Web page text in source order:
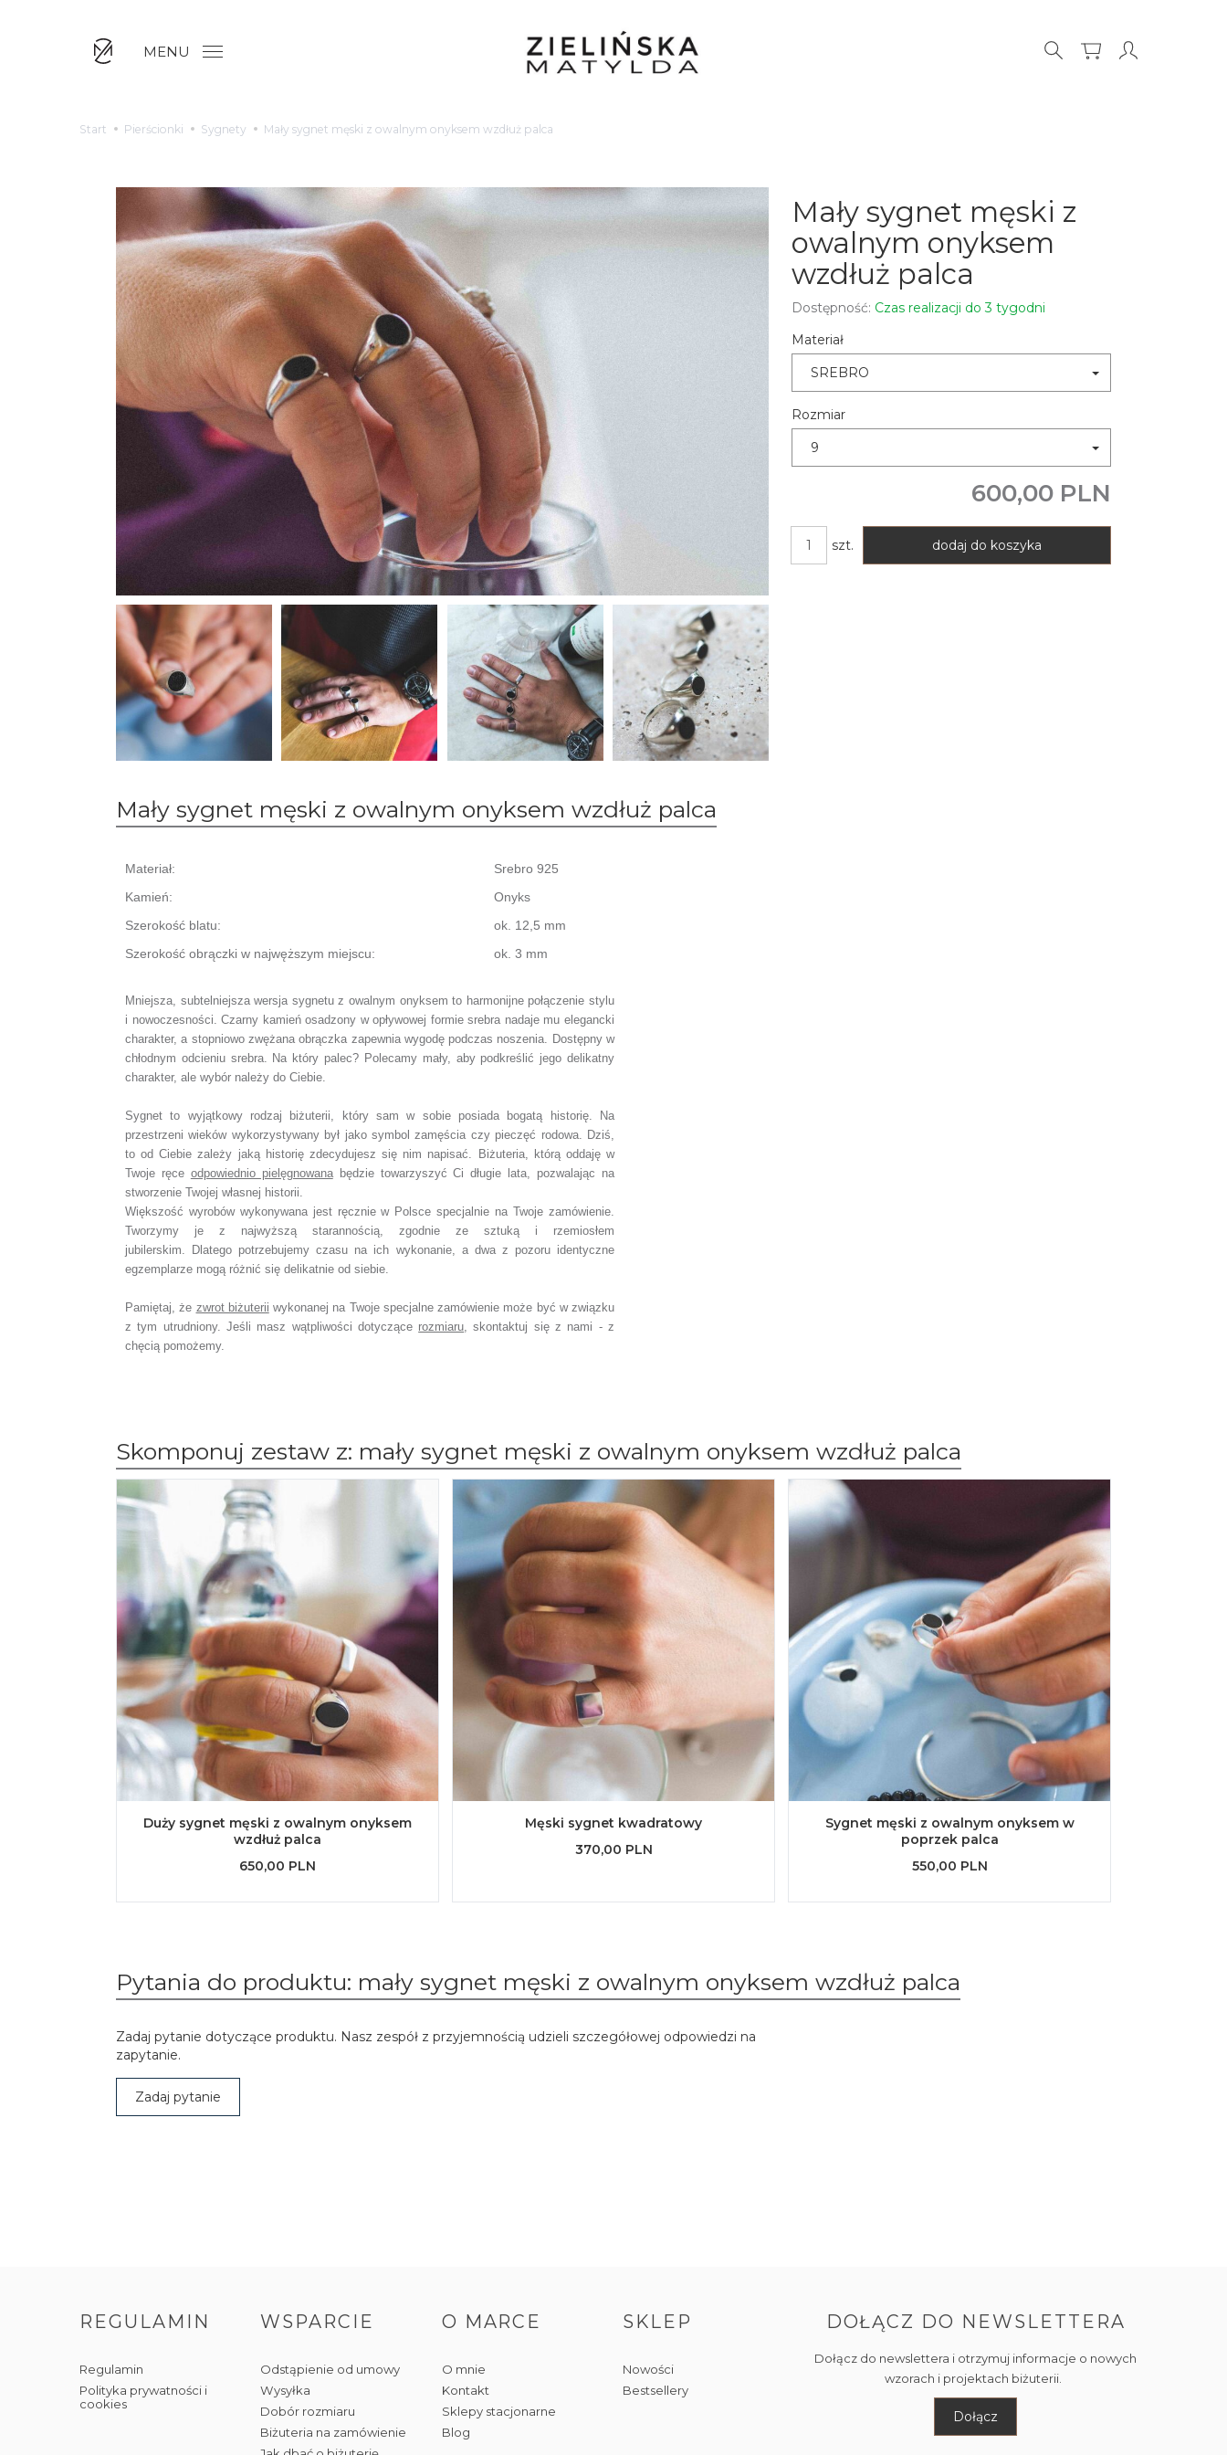
MENU
Start Pierścionki Sygnety Mały sygnet męski z owalnym onyksem wzdłuż palca
Mały sygnet męski z
owalnym onyksem
wzdłuż palca
Dostępność: Czas realizacji do 3 tygodni
Materiał
SREBRO
Rozmiar
9
600,00 PLN
szt. dodaj do koszyka
Mały sygnet męski z owalnym onyksem wzdłuż palca
Materiał:
Srebro 925
Kamień:
Onyks
Szerokość blatu:
ok. 12,5 mm
Szerokość obrączki w najwęższym miejscu:
ok. 3 mm
Mniejsza, subtelniejsza wersja sygnetu z owalnym onyksem to harmonijne połączenie stylu
i nowoczesności. Czarny kamień osadzony w opływowej formie srebra nadaje mu elegancki
charakter, a stopniowo zwężana obrączka zapewnia wygodę podczas noszenia. Dostępny w
chłodnym odcieniu srebra. Na który palec? Polecamy mały, aby podkreślić jego delikatny
charakter, ale wybór należy do Ciebie.
Sygnet to wyjątkowy rodzaj biżuterii, który sam w sobie posiada bogatą historię. Na
przestrzeni wieków wykorzystywany był jako symbol zamęścia czy pieczęć rodowa. Dziś,
to od Ciebie zależy jaką historię zdecydujesz się nim napisać. Biżuteria, którą oddaję w
Twoje ręce odpowiednio pielęgnowanabędzie towarzyszyć Ci długie lata, pozwalając na
stworzenie Twojej własnej historii.
Większość wyrobów wykonywana jest ręcznie w Polsce specjalnie na Twoje zamówienie.
Tworzymy je z najwyższą starannością, zgodnie ze sztuką i rzemiosłem
jubilerskim. Dlatego potrzebujemy czasu na ich wykonanie, a dwa z pozoru identyczne
egzemplarze mogą różnić się delikatnie od siebie.
Pamiętaj, że zwrot biżuterii wykonanej na Twoje specjalne zamówienie może być w związku
z tym utrudniony. Jeśli masz wątpliwości dotyczące rozmiaru, skontaktuj się z nami - z
chęcią pomożemy.
Skomponuj zestaw z: mały sygnet męski z owalnym onyksem wzdłuż palca
Duży sygnet męski z owalnym onyksem
wzdłuż palca
650,00 PLN
Męski sygnet kwadratowy
370,00 PLN
Sygnet męski z owalnym onyksem w
poprzek palca
550,00 PLN
Pytania do produktu: mały sygnet męski z owalnym onyksem wzdłuż palca
Zadaj pytanie dotyczące produktu. Nasz zespół z przyjemnością udzieli szczegółowej odpowiedzi na
zapytanie.
Zadaj pytanie
REGULAMIN
Regulamin
Polityka prywatności i
cookies
WSPARCIE
Odstąpienie od umowy
Wysyłka
Dobór rozmiaru
Biżuteria na zamówienie
O MARCE
O mnie
Kontakt
Sklepy stacjonarne
Blog
SKLEP
Nowości
Bestsellery
DOŁĄCZ DO NEWSLETTERA
Dołącz do newslettera i otrzymuj informacje o nowych
wzorach i projektach biżuterii.
Dołącz